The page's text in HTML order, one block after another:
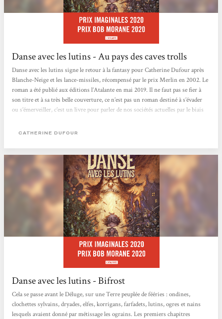
Danse avec les lutins - Au pays des caves trolls
Danse avec les lutins signe le retour à la fantasy pour Catherine Dufour après
Blanche-Neige et les lance-missiles, récompensé par le prix Merlin en 2002. Le
roman a été publié aux éditions l’Atalante en mai 2019. Il ne faut pas se fier à
son titre et à sa très belle couverture, ce n’est pas un roman destiné à s’évader
ou s’émerveiller, c’est un livre pour parler de nos sociétés actuelles par le biais
Dieu. De très nombreuses créatures...
CATHERINE DUFOUR
Danse avec les lutins - Bifrost
Cela se passe avant le Déluge, sur une Terre peuplée de fééries : ondines,
clochettes sylvains, dryades, elfes, korrigans, farfadets, lutins, ogres et nains
lesquels avaient donné par métissage les ograins. Les premiers chapitres